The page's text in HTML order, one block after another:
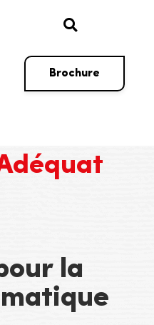
Brochure
la